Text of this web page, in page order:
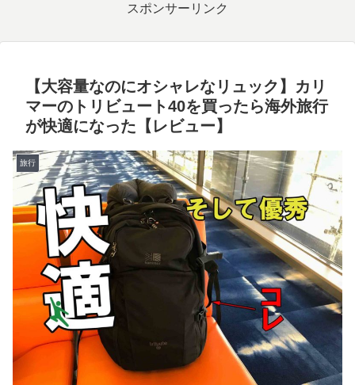
スポンサーリンク
【大容量なのにオシャレなリュック】カリ
マーのトリビュート40を買ったら海外旅行
が快適になった【レビュー】
旅行